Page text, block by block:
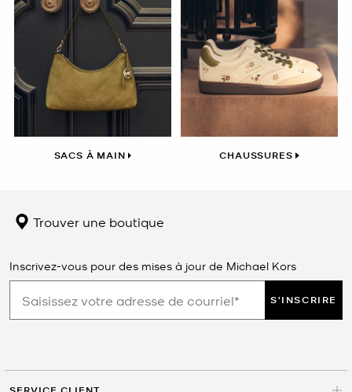
SACS À MAIN CHAUSSURES
Trouver une boutique
Inscrivez-vous pour des mises à jour de Michael Kors
S'INSCRIRE